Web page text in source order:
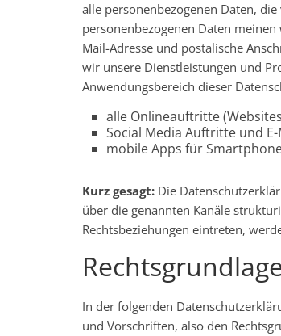
alle personenbezogenen Daten,
personenbezogenen Daten
Mail-Adresse und postalische
wir unsere Dienstleistungen und
Anwendungsbereich dieser
alle Onlineauftritte
Social Media Auftritte und
mobile Apps für
Kurz gesagt: Die
über die genannten Kanäle
Rechtsbeziehungen eintreten,
In der folgenden
und Vorschriften, also den